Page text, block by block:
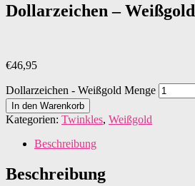
Dollarzeichen – Weißgold
€46,95
Dollarzeichen - Weißgold Menge
In den Warenkorb
Kategorien: Twinkles, Weißgold
Beschreibung
Beschreibung